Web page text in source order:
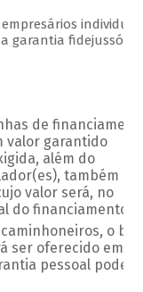
garantia fidejussória
de
valor garantido
além do
também a
valor será, no
do financiamento.
o
ser oferecido em
pessoal pode